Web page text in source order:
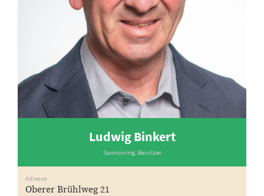
Ludwig Binkert
Sponsoring, Beisitzer
Adresse
Oberer Brühlweg 21